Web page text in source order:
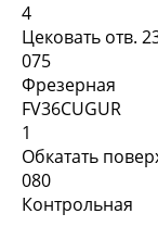
4
Цековать отв.
075
Фрезерная
FV36CUGUR
1
Обкатать
080
Контрольная